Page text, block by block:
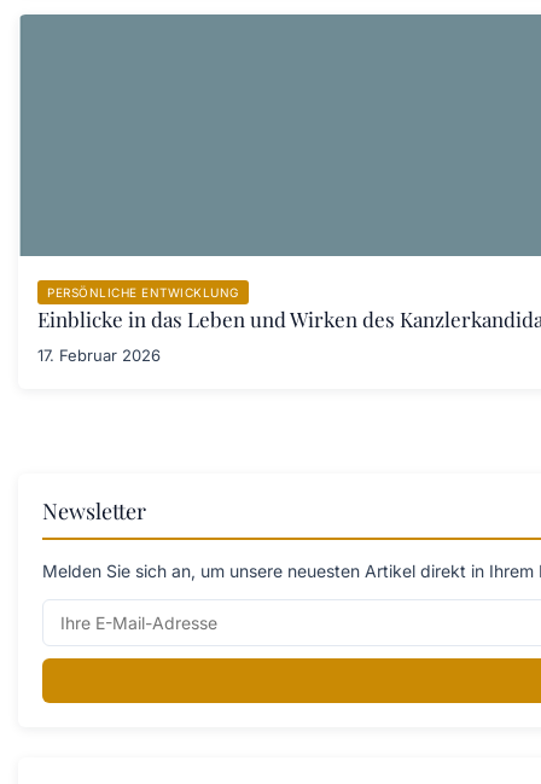
PERSÖNLICHE ENTWICKLUNG
Einblicke in das Leben und Wirken des
17. Februar 2026
Newsletter
Melden Sie sich an, um unsere neuesten Artikel direkt in